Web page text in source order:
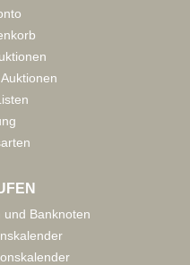
Banknoten